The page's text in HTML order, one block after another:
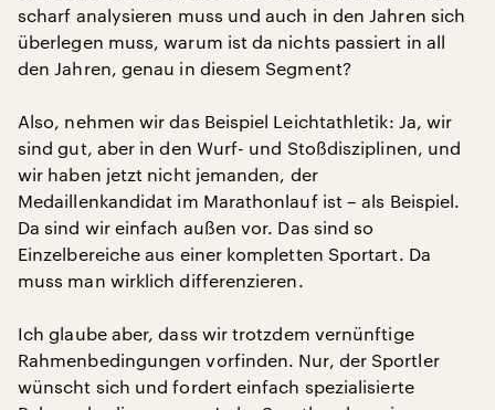
scharf analysieren muss und auch in den Jahren sich
überlegen muss, warum ist da nichts passiert in all
den Jahren, genau in diesem Segment?
Also, nehmen wir das Beispiel Leichtathletik: Ja, wir
sind gut, aber in den Wurf- und Stoßdisziplinen, und
wir haben jetzt nicht jemanden, der
Medaillenkandidat im Marathonlauf ist – als Beispiel.
Da sind wir einfach außen vor. Das sind so
Einzelbereiche aus einer kompletten Sportart. Da
muss man wirklich differenzieren.
Ich glaube aber, dass wir trotzdem vernünftige
Rahmenbedingungen vorfinden. Nur, der Sportler
wünscht sich und fordert einfach spezialisierte